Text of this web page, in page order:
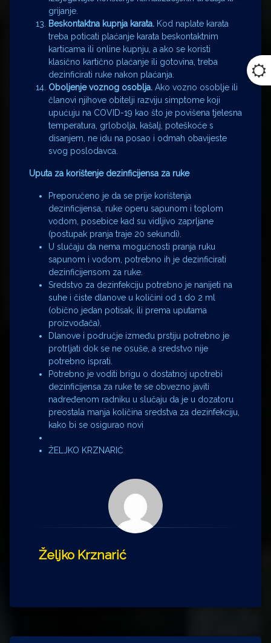
grijanje.
Beskontaktna kupnja karata. Kod naplate karata
treba poticati plaćanje karata beskontaktnim
karticama ili online kupnju, a ako se koristi
klasično kartično plaćanje ili gotovina, treba
dezinficirati ruke nakon plaćanja.
Oboljenje voznog osoblja. Ako vozno osoblje ili
članovi njihove obitelji razviju simptome koji
upućuju na COVID-19 kao što je povišena tjelesna
temperatura, grlobolja, kašalj, poteškoće s
disanjem, ne idu na posao i odmah obavijeste
svog poslodavca.
Uputa za korištenje dezinficijensa za ruke
Preporučeno je da se prije korištenja
dezinficijensa, ruke operu sapunom i toplom
vodom, posebice kad su vidljivo zaprljane
(postupak pranja traje 20 sekundi).
U slučaju da nema mogućnosti pranja ruku
sapunom i vodom, potrebno ih je dezinficirati
dezinficijensom za ruke.
Sredstvo za dezinfekciju potrebno je nanijeti na
suhe i čiste dlanove u količini od 1 do 2 ml
(obično jedan potisak, ili prema uputama
proizvođača).
Dlanove i područje između prstiju potrebno je
protrljati dok se ne osuše, a sredstvo nije
potrebno isprati.
Potrebno je voditi brigu o dostatnoj upotrebi
dezinficijensa za ruke te se obvezno javiti
nadređenom radniku u slučaju da je u dozatoru
preostala manja količina sredstva za dezinfekciju,
kako bi se osigurao novi
ŽELJKO KRZNARIĆ
Željko Krznarić